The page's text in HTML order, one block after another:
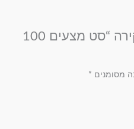
היה הראשון לכתוב סקירה “סט מצעים 100
מסומנים *